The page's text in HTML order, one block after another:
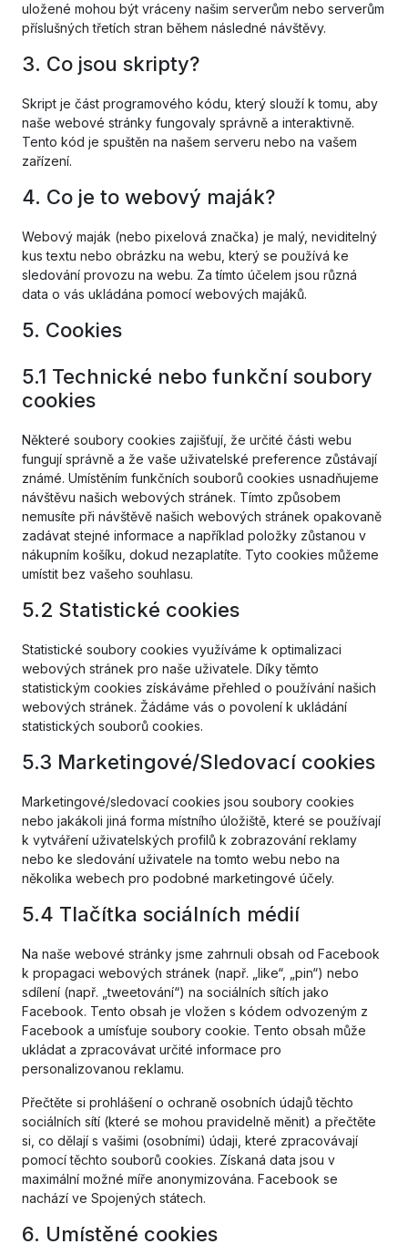
uložené mohou být vráceny našim serverům nebo serverům
příslušných třetích stran během následné návštěvy.
3. Co jsou skripty?
Skript je část programového kódu, který slouží k tomu, aby
naše webové stránky fungovaly správně a interaktivně.
Tento kód je spuštěn na našem serveru nebo na vašem
zařízení.
4. Co je to webový maják?
Webový maják (nebo pixelová značka) je malý, neviditelný
kus textu nebo obrázku na webu, který se používá ke
sledování provozu na webu. Za tímto účelem jsou různá
data o vás ukládána pomocí webových majáků.
5. Cookies
5.1 Technické nebo funkční soubory
cookies
Některé soubory cookies zajišťují, že určité části webu
fungují správně a že vaše uživatelské preference zůstávají
známé. Umístěním funkčních souborů cookies usnadňujeme
návštěvu našich webových stránek. Tímto způsobem
nemusíte při návštěvě našich webových stránek opakovaně
zadávat stejné informace a například položky zůstanou v
nákupním košíku, dokud nezaplatíte. Tyto cookies můžeme
umístit bez vašeho souhlasu.
5.2 Statistické cookies
Statistické soubory cookies využíváme k optimalizaci
webových stránek pro naše uživatele. Díky těmto
statistickým cookies získáváme přehled o používání našich
webových stránek. Žádáme vás o povolení k ukládání
statistických souborů cookies.
5.3 Marketingové/Sledovací cookies
Marketingové/sledovací cookies jsou soubory cookies
nebo jakákoli jiná forma místního úložiště, které se používají
k vytváření uživatelských profilů k zobrazování reklamy
nebo ke sledování uživatele na tomto webu nebo na
několika webech pro podobné marketingové účely.
5.4 Tlačítka sociálních médií
Na naše webové stránky jsme zahrnuli obsah od Facebook
k propagaci webových stránek (např. „like“, „pin“) nebo
sdílení (např. „tweetování“) na sociálních sítích jako
Facebook. Tento obsah je vložen s kódem odvozeným z
Facebook a umísťuje soubory cookie. Tento obsah může
ukládat a zpracovávat určité informace pro
personalizovanou reklamu.
Přečtěte si prohlášení o ochraně osobních údajů těchto
sociálních sítí (které se mohou pravidelně měnit) a přečtěte
si, co dělají s vašimi (osobními) údaji, které zpracovávají
pomocí těchto souborů cookies. Získaná data jsou v
maximální možné míře anonymizována. Facebook se
nachází ve Spojených státech.
6. Umístěné cookies